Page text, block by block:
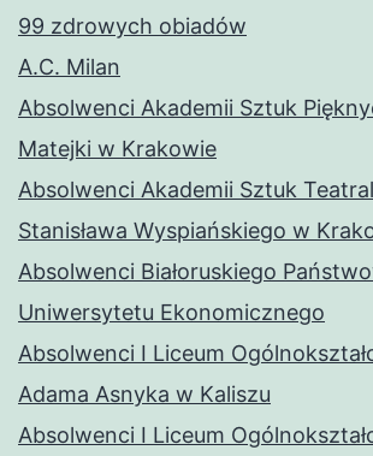
99 zdrowych obiadów
A.C. Milan
Absolwenci Akademii Sztuk
Matejki w Krakowie
Absolwenci Akademii Sztuk
Stanisława Wyspiańskiego w
Absolwenci Białoruskiego
Uniwersytetu Ekonomicznego
Absolwenci I Liceum
Adama Asnyka w Kaliszu
Absolwenci I Liceum